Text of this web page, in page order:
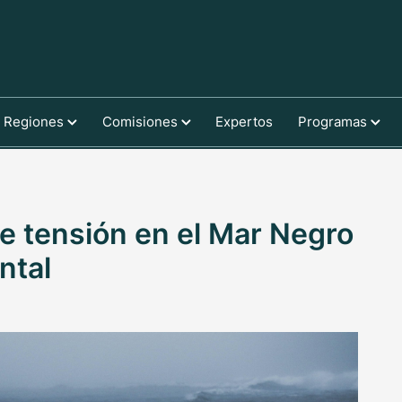
Regiones Comisiones Expertos Programas
tensión en el Mar Negro